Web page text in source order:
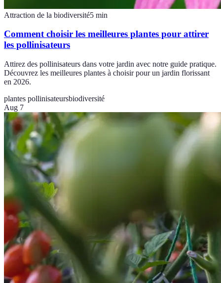
Attraction de la biodiversité5 min
Comment choisir les meilleures plantes pour attirer
les pollinisateurs
Attirez des pollinisateurs dans votre jardin avec notre guide pratique.
Découvrez les meilleures plantes à choisir pour un jardin florissant
en 2026.
plantes pollinisateursbiodiversité
Aug 7